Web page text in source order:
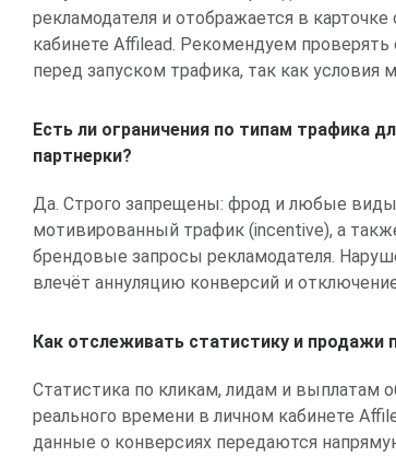
рекламодателя и отображается в
кабинете Affilead. Рекомендуем
перед запуском трафика, так как условия
Есть ли ограничения по типам трафика
партнерки?
Да. Строго запрещены: фрод и любые виды
мотивированный трафик (incentive), а
брендовые запросы рекламодателя.
влечёт аннуляцию конверсий и
Как отслеживать статистику и продажи
Статистика по кликам, лидам и выплатам
реального времени в личном кабинете
данные о конверсиях передаются